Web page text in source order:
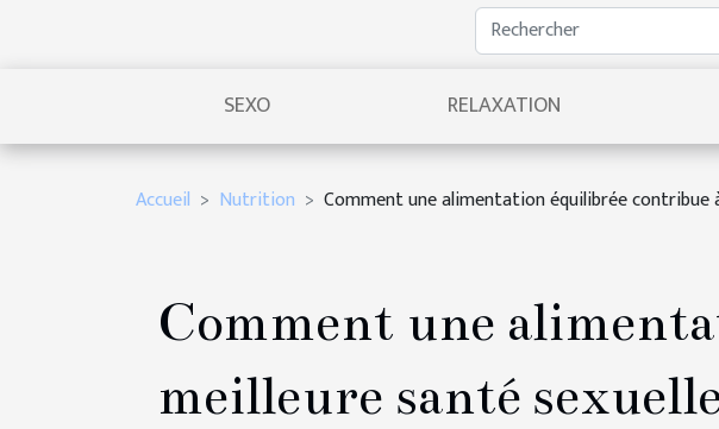
SEXO RELAXATION
Accueil Nutrition Comment une alimentation équilibrée contribue
Comment une
meilleure santé